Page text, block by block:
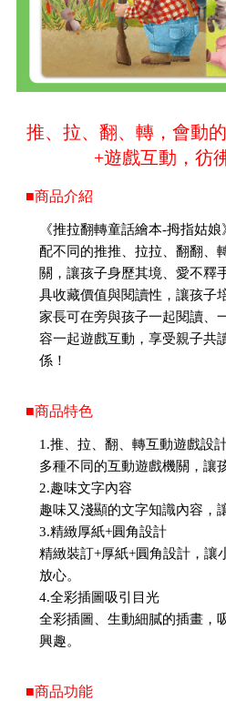
推、拉、翻、轉，會動
+遊戲互動，彷
■商品介紹
《推拉翻轉童話繪本-拇指姑
配不同的推推、拉拉、翻翻、
關，讓孩子身歷其境、愛不釋
具收藏價值與閱讀性，讓孩子
家長可在旁與孩子一起閱讀、
容一起遊戲互動，享受親子共
係！
■商品特色
1.推、拉、翻、轉互動遊戲設
多種不同的互動遊戲機關，讓
2.趣味文字內容
趣味又淺顯的文字知識內容，
3.精緻厚紙+圓角設計
精緻裝訂+厚紙+圓角設計，讓
放心。
4.全彩插圖吸引目光
全彩插圖、生動細膩的插畫，
興趣。
■商品功能